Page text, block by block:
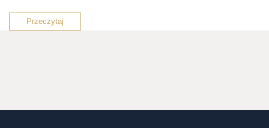
Przeczytaj